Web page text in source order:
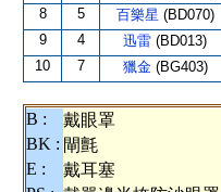
8 5 百樂星 (BD070)
9 4 迅雷 (BD013)
10 7 獵金 (BG403)
B : 戴眼罩
BK : 閘氈
E :
戴耳塞